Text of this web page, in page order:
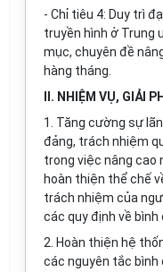
- Chỉ tiêu 4: Duy trì
truyền hình ở Trung
mục, chuyên đề
hàng tháng.
II. NHIỆM VỤ, GIẢI
1. Tăng cường sự
đảng, trách nhiệm
trong việc nâng cao
hoàn thiện thể chế
trách nhiệm của
các quy định về bình
2. Hoàn thiện hệ
các nguyên tắc bình